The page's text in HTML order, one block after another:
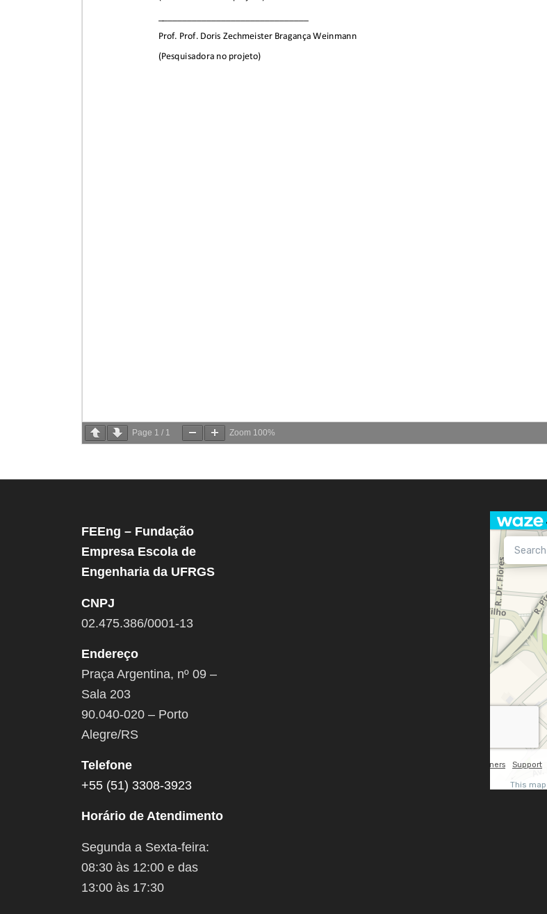
Page 1 / 1 Zoom 100%
FEEng – Fundação
Empresa Escola de
Engenharia da UFRGS
CNPJ
02.475.386/0001-13
Endereço
Praça Argentina, nº 09 –
Sala 203
90.040-020 – Porto
Alegre/RS
Telefone
+55 (51) 3308-3923
Horário de Atendimento
Segunda a Sexta-feira:
08:30 às 12:00 e das
13:00 às 17:30